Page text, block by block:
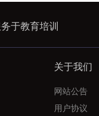
于教育培训
关于我们
网站公告
用户协议